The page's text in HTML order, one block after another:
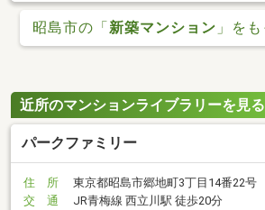
昭島市の「新築マンション 」を
近所のマンションライブラリーを見る
パークファミリー
住 所
東京都昭島市郷地町3丁目14番22号
交 通
JR青梅線 西立川駅 徒歩20分